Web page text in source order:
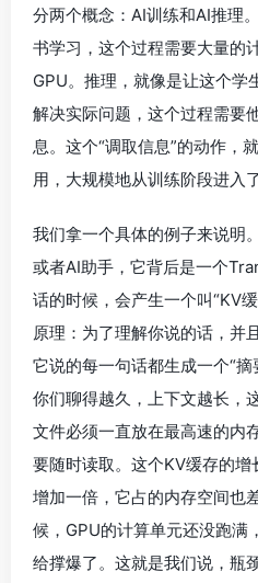
分两个概念：AI训练和AI推理
书学习，这个过程需要大量的
GPU。推理，就像是让这个学
解决实际问题，这个过程需要
息。这个“调取信息”的动作，
用，大规模地从训练阶段进入
我们拿一个具体的例子来说明
或者AI助手，它背后是一个
话的时候，会产生一个叫“KV
原理：为了理解你说的话，并
它说的每一句话都生成一个“摘
你们聊得越久，上下文越长，
文件必须一直放在最高速的内
要随时读取。这个KV缓存的
增加一倍，它占的内存空间也
候，GPU的计算单元还没跑满
给撑爆了。这就是我们说，瓶